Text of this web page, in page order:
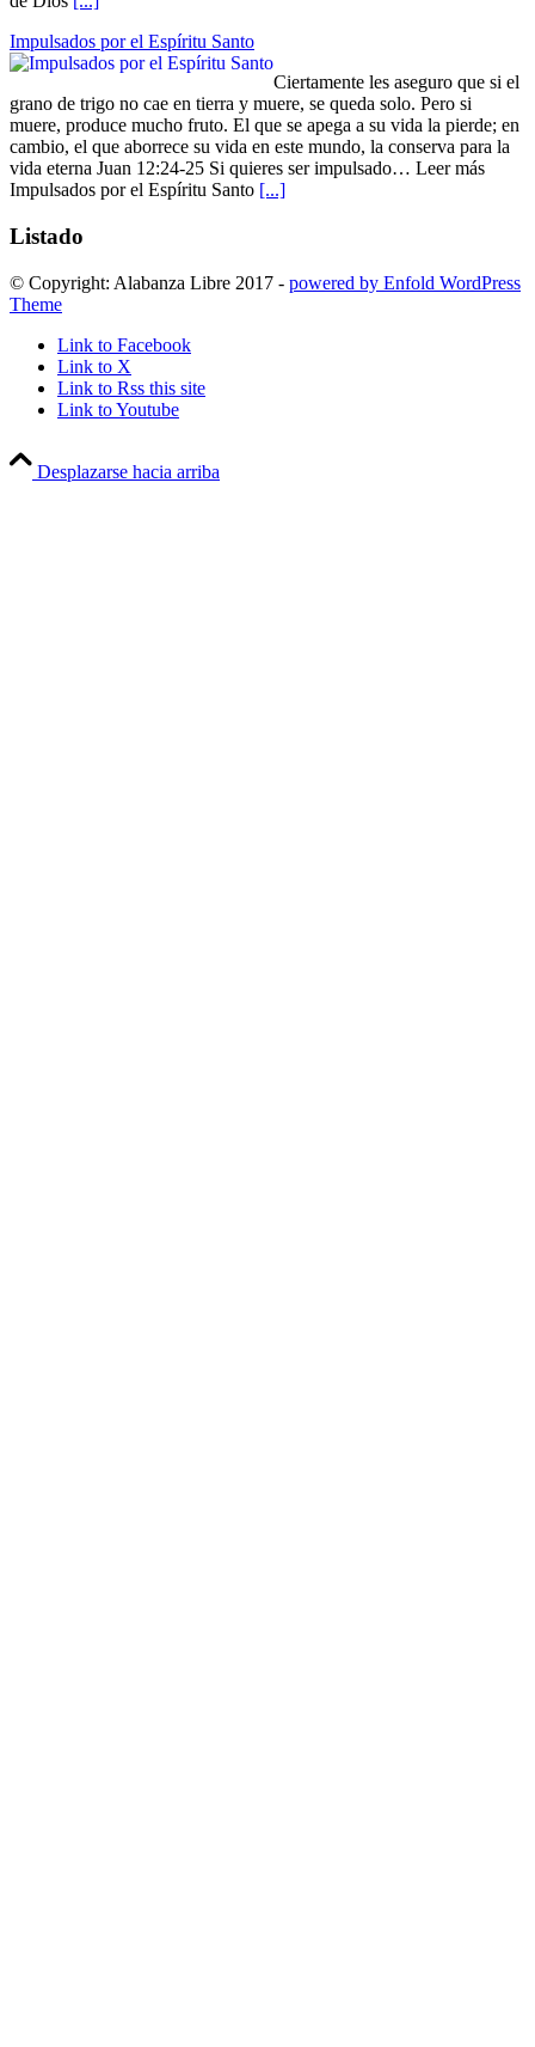
Impulsados por el Espíritu Santo
Ciertamente les aseguro que si el
grano de trigo no cae en tierra y muere, se queda solo. Pero si
muere, produce mucho fruto. El que se apega a su vida la pierde; en
cambio, el que aborrece su vida en este mundo, la conserva para la
vida eterna Juan 12:24-25 Si quieres ser impulsado… Leer más
Impulsados por el Espíritu Santo [...]
Listado
© Copyright: Alabanza Libre 2017 - powered by Enfold WordPress
Theme
Link to Facebook
Link to X
Link to Rss this site
Link to Youtube
Desplazarse hacia arriba